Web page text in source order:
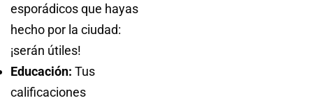
esporádicos que hayas
hecho por la ciudad:
¡serán útiles!
Educación: Tus
calificaciones